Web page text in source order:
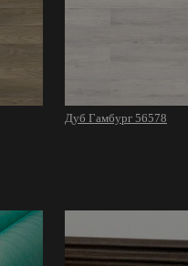
Дуб Гамбург 56578